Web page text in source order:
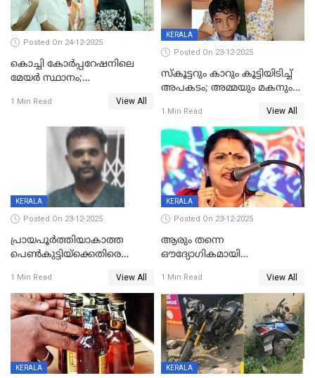
Posted On 24-12-2025
കൊച്ചി കോര്‍പ്പറേഷനിലെ
മേയര്‍ സ്ഥാനം;
രൂക്ഷം
1 Min Read View All
KERALA
Posted On 23-12-2025
സ്കൂട്ടറും കാറും കൂട്ടിയിടിച്ച്
അപകടം; അമ്മയും മകനും
ഗുരുതരാവസ്ഥയിൽ
1 Min Read View All
KERALA
Posted On 23-12-2025
പ്രായപൂർത്തിയാകാത്ത
പെൺകുട്ടിയ്ക്കെതിരെ
59 വർഷം തടവും 90,൦൦൦ രൂപ
പിഴയും ശിക്ഷ
1 Min Read View All
KERALA
Posted On 23-12-2025
ആരും തന്നെ
ഔദ്യോഗികമായി
കണ്ടെത്താൻ ഇന്ന് കോർ
കമ്മിറ്റി കൂടിയില്ല';
അതൃപ്തിയുമായി ദീപ്തി മേരി
വർഗീസ്
1 Min Read View All
KERALA KERALA